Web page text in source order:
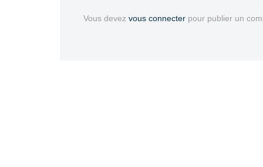
Vous devez vous connecter pour publier un